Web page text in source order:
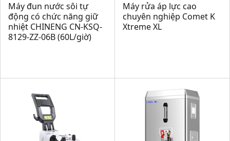
Máy đun nước sôi tự
động có chức năng giữ
nhiệt CHINENG CN-KSQ-
8129-ZZ-06B (60L/giờ)
Máy rửa áp lực cao
chuyên nghiệp Comet K
Xtreme XL